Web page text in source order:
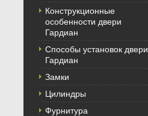
Конструкционные
особенности двери
Гардиан
Способы установок двери
Гардиан
Замки
Цилиндры
Фурнитура